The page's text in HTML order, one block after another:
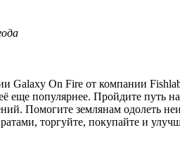
Galaxy On Fire от компании
еще популярнее. Пройдите путь
Помогите землянам одолеть
торгуйте, покупайте и